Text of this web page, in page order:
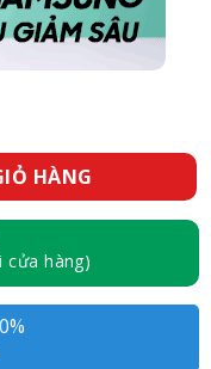
- 75Hz - 250nits số
HÀNG
cửa hàng)